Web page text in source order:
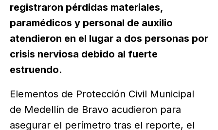
registraron pérdidas materiales,
paramédicos y personal de auxilio
atendieron en el lugar a dos personas por
crisis nerviosa debido al fuerte
estruendo.
Elementos de ⁠Protección Civil Municipal
de Medellín de Bravo acudieron para
asegurar el perímetro tras el reporte, el